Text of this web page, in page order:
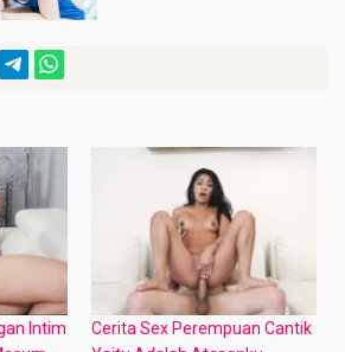
Intim
Cerita Sex Perempuan Cantik